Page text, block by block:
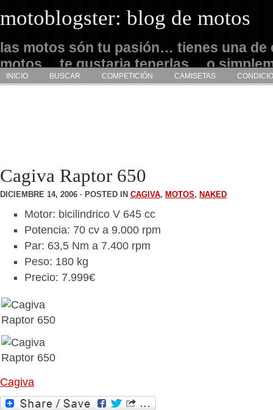
motoblogster: blog de motos
las motos són tu pasión… tienes una de
motos… te gustaria tenerlas… o
admirarlas… este es tu sitio
INICIO BUSCAR COMPETICIÓN CAMISETAS
Cagiva Raptor 650
DICIEMBRE 14, 2006 · POSTED IN CAGIVA, MOTOS, NAKED
Motor: bicilindrico V 645 cc
Potencia: 70 cv a 9.000 rpm
Par: 63,5 Nm a 7.400 rpm
Peso: 180 kg
Precio: 7.999€
Cagiva